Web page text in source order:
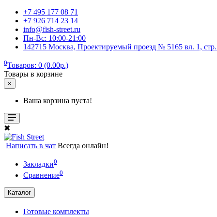
+7 495 177 08 71
+7 926 714 23 14
info@fish-street.ru
Пн-Вс: 10:00-21:00
142715 Москва, Проектируемый проезд № 5165 вл. 1,
0Товаров: 0 (0.00р.)
Товары в корзине
×
Ваша корзина пуста!
✖
Написать в чат Всегда онлайн!
Закладки0
Сравнение0
Каталог
Готовые комплекты